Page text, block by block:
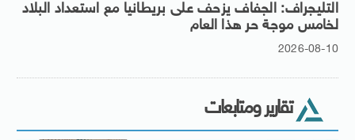
التليجراف: الجفاف يزحف على بريطانيا مع استعداد البلاد
لخامس موجة حر هذا العام
2026-08-10
تقارير ومتابعات